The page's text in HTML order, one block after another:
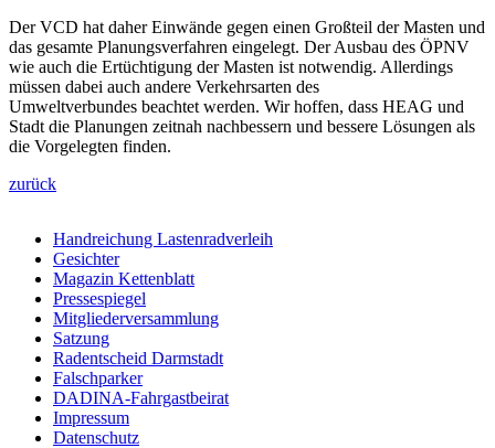
Der VCD hat daher Einwände gegen einen Großteil der Masten und
das gesamte Planungsverfahren eingelegt. Der Ausbau des ÖPNV
wie auch die Ertüchtigung der Masten ist notwendig. Allerdings
müssen dabei auch andere Verkehrsarten des
Umweltverbundes beachtet werden. Wir hoffen, dass HEAG und
Stadt die Planungen zeitnah nachbessern und bessere Lösungen als
die Vorgelegten finden.
zurück
Handreichung Lastenradverleih
Gesichter
Magazin Kettenblatt
Pressespiegel
Mitgliederversammlung
Satzung
Radentscheid Darmstadt
Falschparker
DADINA-Fahrgastbeirat
Impressum
Datenschutz